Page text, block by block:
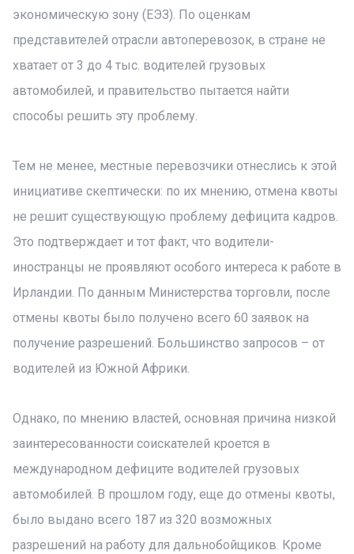
экономическую зону (ЕЭЗ). По оценкам
представителей отрасли автоперевозок, в стране не
хватает от 3 до 4 тыс. водителей грузовых
автомобилей, и правительство пытается найти
способы решить эту проблему.
Тем не менее, местные перевозчики отнеслись к этой
инициативе скептически: по их мнению, отмена квоты
не решит существующую проблему дефицита кадров.
Это подтверждает и тот факт, что водители-
иностранцы не проявляют особого интереса к работе в
Ирландии. По данным Министерства торговли, после
отмены квоты было получено всего 60 заявок на
получение разрешений. Большинство запросов – от
водителей из Южной Африки.
Однако, по мнению властей, основная причина низкой
заинтересованности соискателей кроется в
международном дефиците водителей грузовых
автомобилей. В прошлом году, еще до отмены квоты,
было выдано всего 187 из 320 возможных
разрешений на работу для дальнобойщиков. Кроме